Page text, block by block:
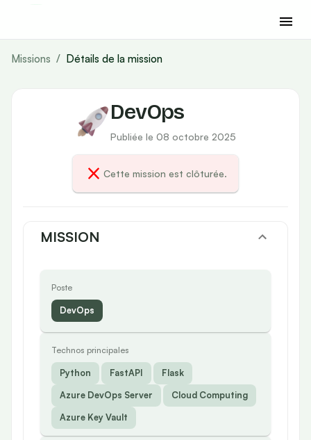
Missions / Détails de la mission
DevOps
Publiée le 08 octobre 2025
Cette mission est clôturée.
MISSION
Poste
DevOps
Technos principales
Python FastAPI
Flask
Azure DevOps Server
Cloud Computing
Azure Key Vault